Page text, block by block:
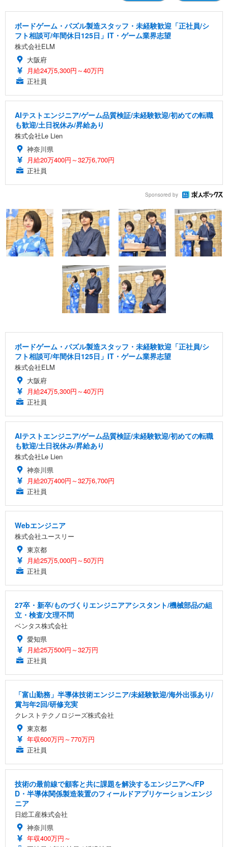
ボードゲーム・パズル製造スタッフ・未経験歓迎「正社員/シ
フト相談可/年間休日125日」IT・ゲーム業界志望
株式会社ELM
大阪府
月給24万5,300円～40万円
正社員
AIテストエンジニア/ゲーム品質検証/未経験歓迎/初めての転職
も歓迎/土日祝休み/昇給あり
株式会社Le Lien
神奈川県
月給20万400円～32万6,700円
正社員
Sponsored by
ボードゲーム・パズル製造スタッフ・未経験歓迎「正社員/シ
フト相談可/年間休日125日」IT・ゲーム業界志望
株式会社ELM
大阪府
月給24万5,300円～40万円
正社員
AIテストエンジニア/ゲーム品質検証/未経験歓迎/初めての転職
も歓迎/土日祝休み/昇給あり
株式会社Le Lien
神奈川県
月給20万400円～32万6,700円
正社員
Webエンジニア
株式会社ユースリー
東京都
月給25万5,000円～50万円
正社員
27卒・新卒/ものづくりエンジニアアシスタント/機械部品の組
立・検査/文理不問
ベンタス株式会社
愛知県
月給25万500円～32万円
正社員
「富山勤務」半導体技術エンジニア/未経験歓迎/海外出張あり/
賞与年2回/研修充実
クレストテクノロジーズ株式会社
東京都
年収600万円～770万円
正社員
技術の最前線で顧客と共に課題を解決するエンジニアへ/FP
D・半導体関係製造装置のフィールドアプリケーションエンジ
ニア
日総工産株式会社
神奈川県
年収400万円～